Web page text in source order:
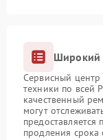
Широкий
Сервисный центр
техники по всей
качественный
могут
продления срока